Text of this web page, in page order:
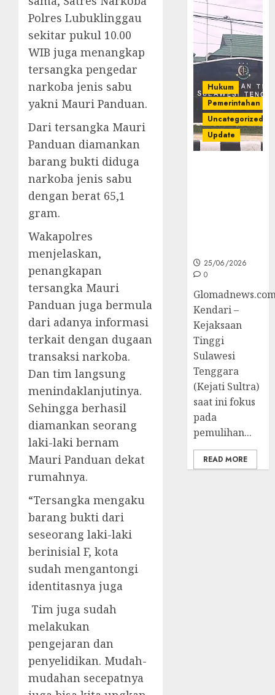
Polres Lubuklinggau
sekitar pukul 10.00
WIB juga menangkap
tersangka pengedar
narkoba jenis sabu
yakni Mauri Panduan.
Dari tersangka Mauri
Panduan diamankan
barang bukti diduga
narkoba jenis sabu
dengan berat 65,1
gram.
Wakapolres
menjelaskan,
penangkapan
tersangka Mauri
Panduan juga bermula
dari adanya informasi
terkait dengan dugaan
transaksi narkoba.
Dan tim langsung
menindaklanjutinya.
Sehingga berhasil
diamankan seorang
laki-laki bernam
Mauri Panduan dekat
rumahnya.
“Tersangka mengaku
barang bukti dari
seseorang laki-laki
berinisial F, kota
sudah mengantongi
identitasnya juga
Tim juga sudah
melakukan
pengejaran dan
penyelidikan. Mudah-
mudahan secepatnya
Hukum
Pemerintahan
Uncategorized
Update
25/06/2026
0
Kendari –
Kejaksaan
Tinggi
Sulawesi
Tenggara
(Kejati Sultra)
saat ini fokus
pada
pemulihan...
READ MORE